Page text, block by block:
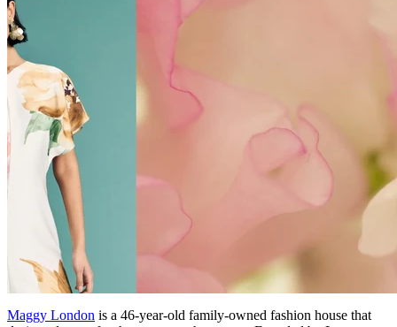
Maggy London is a 46-year-old family-owned fashion house that